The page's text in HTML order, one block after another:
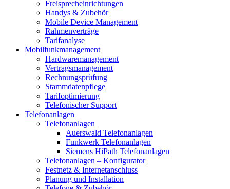
Freisprecheinrichtungen
Handys & Zubehör
Mobile Device Management
Rahmenverträge
Tarifanalyse
Mobilfunkmanagement
Hardwaremanagement
Vertragsmanagement
Rechnungsprüfung
Stammdatenpflege
Tarifoptimierung
Telefonischer Support
Telefonanlagen
Telefonanlagen
Auerswald Telefonanlagen
Funkwerk Telefonanlagen
Siemens HiPath Telefonanlagen
Telefonanlagen – Konfigurator
Festnetz & Internetanschluss
Planung und Installation